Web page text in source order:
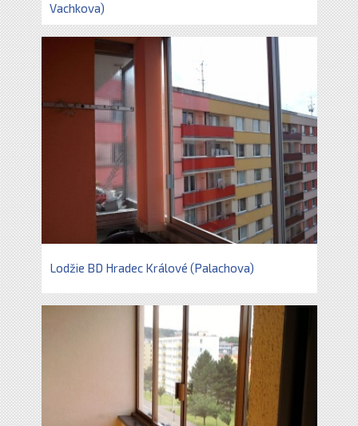
Vachkova)
Lodžie BD Hradec Králové (Palachova)